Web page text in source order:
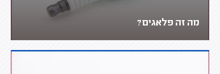
מה זה פלאגים?